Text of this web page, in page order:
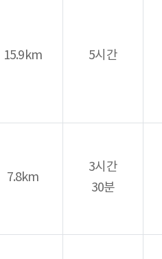
15.9km 5시간
7.8km
3시간
30분